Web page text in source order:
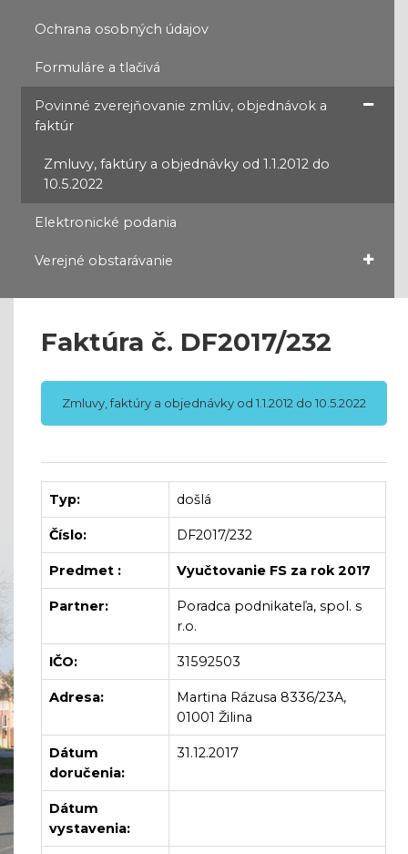
Ochrana osobných údajov
Formuláre a tlačivá
Povinné zverejňovanie zmlúv, objednávok a
faktúr
Zmluvy, faktúry a objednávky od 1.1.2012 do
10.5.2022
Elektronické podania
Verejné obstarávanie
Faktúra č. DF2017/232
Zmluvy, faktúry a objednávky od 1.1.2012 do 10.5.2022
Typ: došlá
Číslo: DF2017/232
Predmet : Vyučtovanie FS za rok 2017
Partner:
Poradca podnikateľa, spol. s
r.o.
IČO: 31592503
Adresa:
Martina Rázusa 8336/23A,
01001 Žilina
Dátum
doručenia:
31.12.2017
Dátum
vystavenia: